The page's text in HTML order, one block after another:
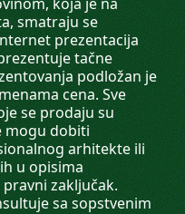
smatraju se
prezentacija
tačne
podložan je
cena. Sve
se prodaju su
mogu dobiti
arhitekte ili
u opisima
zaključak.
sa sopstvenim